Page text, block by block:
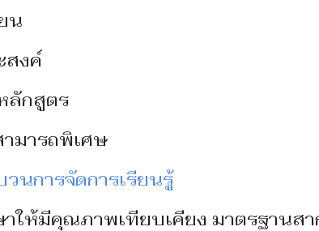
น
งค์
ลักสูตร
มารถพิเศษ
นการจัดการเรียนรู้
ให้มีคุณภาพเทียบเคียง มาตรฐานส